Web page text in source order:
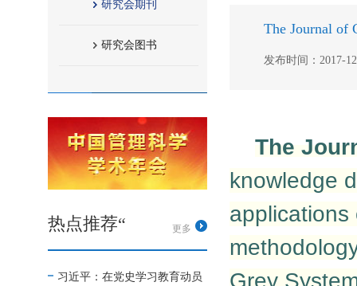
研究会期刊
研究会图书
热点推荐“ 更多
习近平：在党史学习教育动员
The Journal of
发布时间：2017-
The
knowledge
applications
Grey